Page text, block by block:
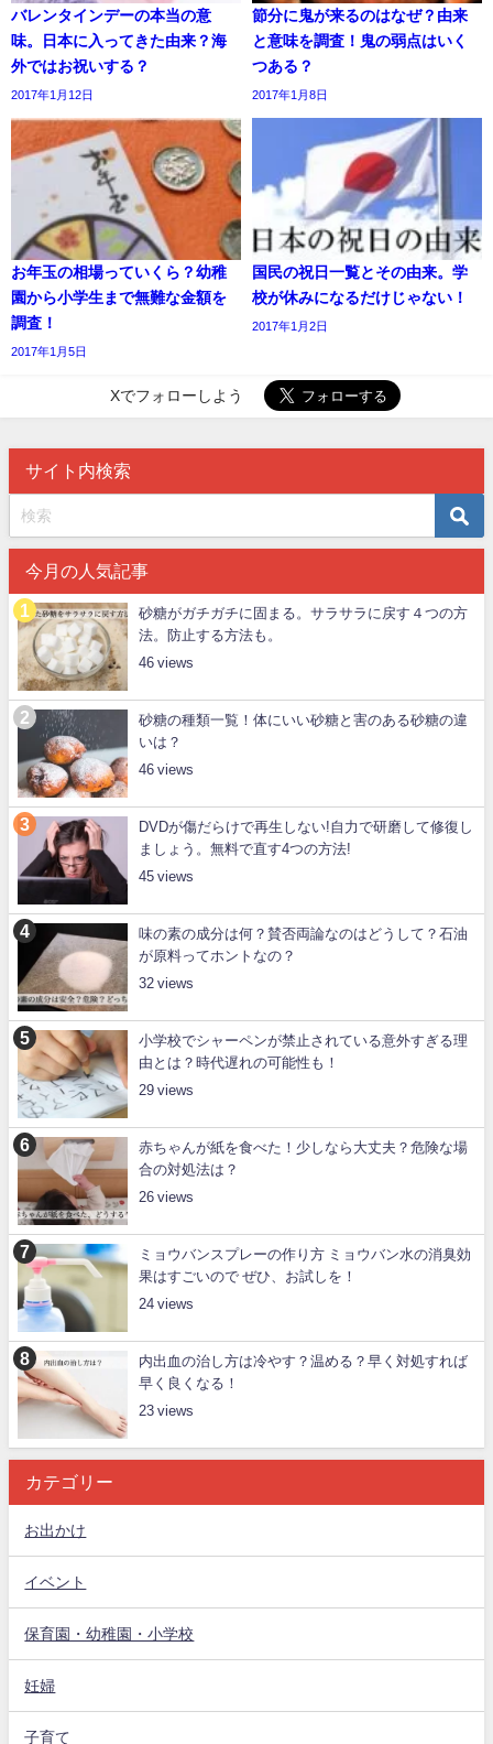
バレンタインデーの本当の意
味。日本に入ってきた由来？海
外ではお祝いする？
2017年1月12日
節分に鬼が来るのはなぜ？由来
と意味を調査！鬼の弱点はいく
つある？
2017年1月8日
お年玉の相場っていくら？幼稚
園から小学生まで無難な金額を
調査！
2017年1月5日
国民の祝日一覧とその由来。学
校が休みになるだけじゃない！
2017年1月2日
Xでフォローしよう
サイト内検索
今月の人気記事
砂糖がガチガチに固まる。サラサラに戻す４つの方
法。防止する方法も。
46
砂糖の種類一覧！体にいい砂糖と害のある砂糖の違
いは？
46
DVDが傷だらけで再生しない!自力で研磨して修復し
ましょう。無料で直す4つの方法!
45
味の素の成分は何？賛否両論なのはどうして？石油
が原料ってホントなの？
32
小学校でシャーペンが禁止されている意外すぎる理
由とは？時代遅れの可能性も！
29
赤ちゃんが紙を食べた！少しなら大丈夫？危険な場
合の対処法は？
26
ミョウバンスプレーの作り方 ミョウバン水の消臭効
果はすごいので ぜひ、お試しを！
24
内出血の治し方は冷やす？温める？早く対処すれば
早く良くなる！
23
カテゴリー
お出かけ
イベント
保育園・幼稚園・小学校
妊婦
子育て